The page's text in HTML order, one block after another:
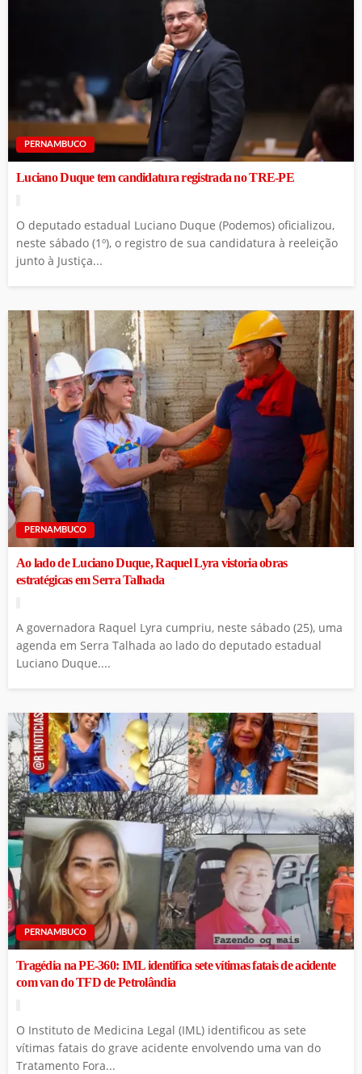
PERNAMBUCO
Luciano Duque tem candidatura registrada no TRE-PE
O deputado estadual Luciano Duque (Podemos) oficializou,
neste sábado (1º), o registro de sua candidatura à reeleição
junto à Justiça...
PERNAMBUCO
Ao lado de Luciano Duque, Raquel Lyra vistoria obras
estratégicas em Serra Talhada
A governadora Raquel Lyra cumpriu, neste sábado (25), uma
agenda em Serra Talhada ao lado do deputado estadual
Luciano Duque....
PERNAMBUCO
Tragédia na PE-360: IML identifica sete vítimas fatais de acidente
com van do TFD de Petrolândia
O Instituto de Medicina Legal (IML) identificou as sete
vítimas fatais do grave acidente envolvendo uma van do
Tratamento Fora...